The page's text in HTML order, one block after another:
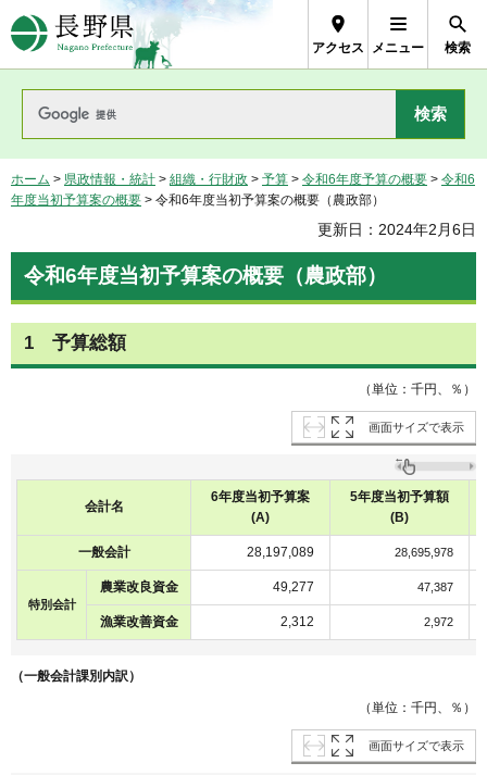
長野県Nagano Prefecture
アクセス メニュー 検索
ホーム > 県政情報・統計 > 組織・行財政 > 予算 > 令和6年度予算の概要 > 令和6
年度当初予算案の概要 > 令和6年度当初予算案の概要（農政部）
更新日：2024年2月6日
令和6年度当初予算案の概要（農政部）
1 予算総額
（単位：千円、％）
画面サイズで表示
会計名
6年度当初予算案
(A)
5年度当初予算額
(B)
一般会計 28,197,089 28,695,978
特別会計
農業改良資金 49,277 47,387
漁業改善資金 2,312 2,972
（一般会計課別内訳）
（単位：千円、％）
画面サイズで表示